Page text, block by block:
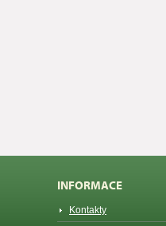
INFORMACE
Kontakty